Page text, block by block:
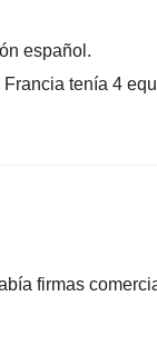
español.
tenía 4
firmas